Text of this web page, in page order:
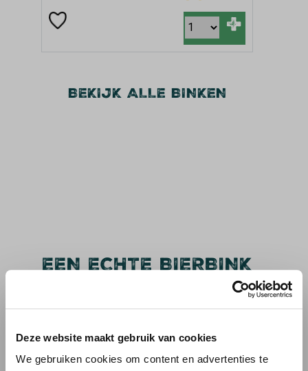
Deze website maakt gebruik van cookies
We gebruiken cookies om content en advertenties te
+
BEKIJK ALLE BINKEN
EEN ECHTE BIERBINK
DRINKT SPECIAAL!
Ben je een liefhebber van speciaalbieren? Dan